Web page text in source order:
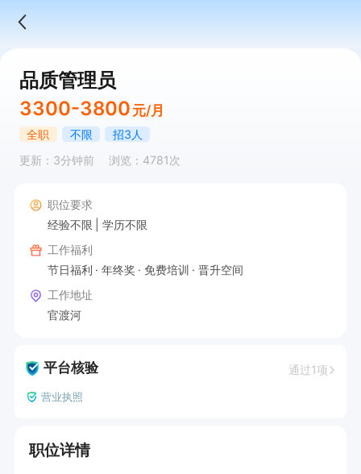
品质管理员
3300-3800 元/月
全职 不限
招3人
更新：3分钟前
浏览：4781次
职位要求
经验不限
学历不限
工作福利
节日福利
年终奖 免费培训
晋升空间
工作地址
官渡河
平台核验 通过1项
营业执照
职位详情